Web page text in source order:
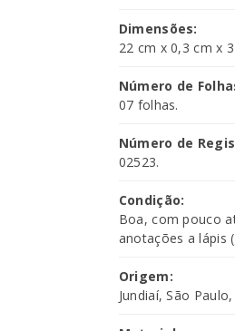
Dimensões:
22 cm x 0,3 cm x
Número de
07 folhas.
Número de
02523.
Condição:
Boa, com pouco
anotações a lápis
Origem:
Jundiaí, São